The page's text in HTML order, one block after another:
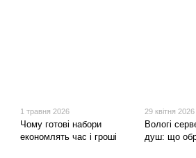
1 травня 2026
Чому готові набори
економлять час і гроші
29 квітня 2026
Вологі
душ: що